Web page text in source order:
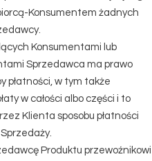
Konsumentem żadnych
Konsumentami lub
Sprzedawca ma prawo
płatności, w tym także
w całości albo części i to
Klienta sposobu płatności
Produktu przewoźnikowi